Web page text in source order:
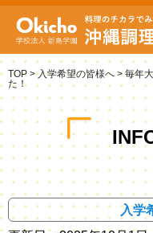
TOP >入学希望の皆様へ > 毎年
た！
入学